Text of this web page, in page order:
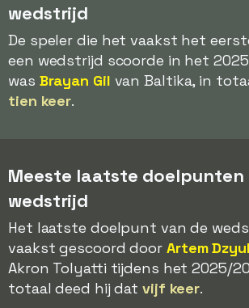
wedstrijd
De speler die het vaakst het
een wedstrijd scoorde in het
was Brayan Gil van Baltika, in
tien keer.
Meeste laatste doelpunten
wedstrijd
Het laatste doelpunt van de
vaakst gescoord door Artem
Akron Tolyatti tijdens het 2025/
totaal deed hij dat vijf keer.